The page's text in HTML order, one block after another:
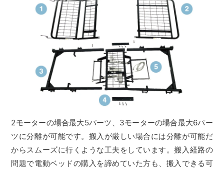
2モーターの場合最大5パーツ、3モーターの場合最大6パー
ツに分離が可能です。搬入が厳しい場合には分離が可能だ
からスムーズに行くような工夫をしています。搬入経路の
問題で電動ベッドの購入を諦めていた方も、搬入できる可